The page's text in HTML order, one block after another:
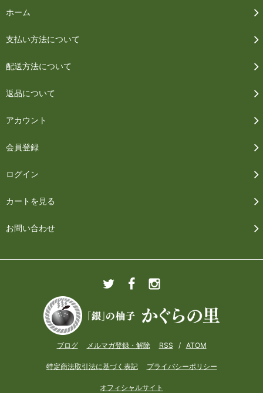
ホーム
支払い方法について
配送方法について
返品について
アカウント
会員登録
ログイン
カートを見る
お問い合わせ
ブログ メルマガ登録・解除 RSS / ATOM
特定商法取引法に基づく表記 プライバシーポリシー
オフィシャルサイト